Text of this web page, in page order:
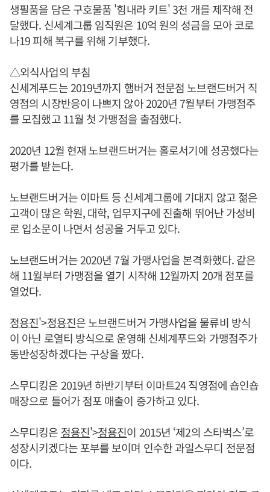
생필품을 담은 구호물품 '힘내라 키트' 3천 개를 제작해 전
달했다. 신세계그룹 임직원은 10억 원의 성금을 모아 코로
나19 피해 복구를 위해 기부했다.
△외식사업의 부침
신세계푸드는 2019년까지 햄버거 전문점 노브랜드버거 직
영점의 시장반응이 나쁘지 않아 2020년 7월부터 가맹점주
를 모집했고 11월 첫 가맹점을 출점했다.
2020년 12월 현재 노브랜드버거는 홀로서기에 성공했다는
평가를 받는다.
노브랜드버거는 이마트 등 신세계그룹에 기대지 않고 젊은
고객이 많은 학원, 대학, 업무지구에 진출해 뛰어난 가성비
로 입소문이 나면서 성공을 거두고 있다.
노브랜드버거는 2020년 7월 가맹사업을 본격화했다. 같은
해 11월부터 가맹점을 열기 시작해 12월까지 20개 점포를
열었다.
정용진'>정용진은 노브랜드버거 가맹사업을 물류비 방식
이 아닌 로열티 방식으로 운영해 신세계푸드와 가맹점주가
동반성장하겠다는 구상을 짰다.
스무디킹은 2019년 하반기부터 이마트24 직영점에 숍인숍
매장으로 들어가 점포 매출이 증가하고 있다.
스무디킹은 정용진'>정용진이 2015년 ‘제2의 스타벅스’로
성장시키겠다는 포부를 보이며 인수한 과일스무디 전문점
이다.